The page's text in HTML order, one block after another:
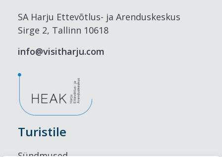
SA Harju Ettevõtlus- ja Arenduskeskus
Sirge 2, Tallinn 10618
info@visitharju.com
Turistile